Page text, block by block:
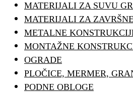
MATERIJALI ZA SUVU
MATERIJALI ZA
METALNE
MONTAŽNE
OGRADE
PLOČICE, MERMER,
PODNE OBLOGE